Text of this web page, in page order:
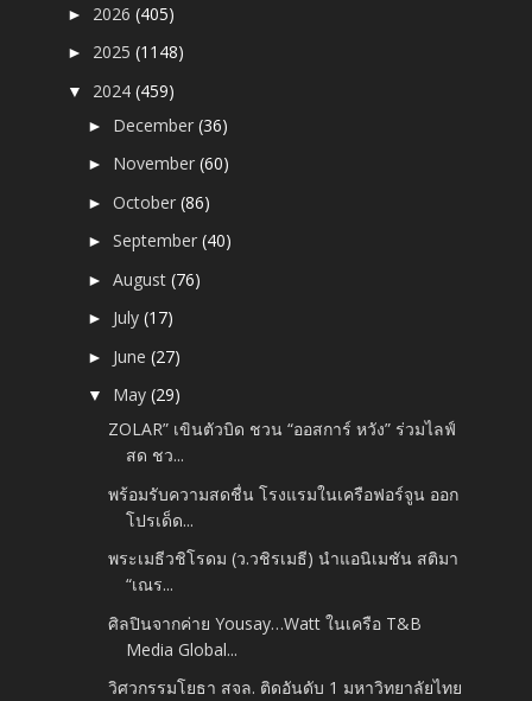
► 2026(405)
► 2025(1148)
▼ 2024(459)
► December(36)
► November(60)
►October(86)
►September(40)
►August(76)
► July(17)
► June(27)
▼ May(29)
ZOLAR” เขินตัวบิด ชวน “ออสการ์ หวัง” ร่วมไลฟ์
สด ชว...
พร้อมรับความสดชื่น โรงแรมในเครือฟอร์จูน ออก
โปรเด็ด...
พระเมธีวชิโรดม (ว.วชิรเมธี) นำแอนิเมชัน สติมา
“เณร...
ศิลปินจากค่าย Yousay…Watt ในเครือ T&B
Media Global...
วิศวกรรมโยธา สจล. ติดอันดับ 1 มหาวิทยาลัยไทย